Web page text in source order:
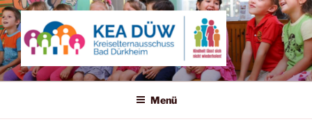
Zum
Inhalt
springen
KREISELTERNAUSSCHUSS
BAD DÜRKHEIM
Kindheit lässt sich nicht wiederholen!
Menü